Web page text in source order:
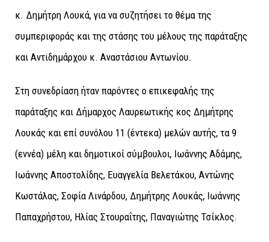
κ. Δημήτρη Λουκά, για να συζητήσει το θέμα της
συμπεριφοράς και της στάσης του μέλους της παράταξης
και Αντιδημάρχου κ. Αναστάσιου Αντωνίου.
Στη συνεδρίαση ήταν παρόντες ο επικεφαλής της
παράταξης και Δήμαρχος Λαυρεωτικής κος Δημήτρης
Λουκάς και επί συνόλου 11 (έντεκα) μελών αυτής, τα 9
(εννέα) μέλη και δημοτικοί σύμβουλοι, Ιωάννης Αδάμης,
Ιωάννης Αποστολίδης, Ευαγγελία Βελετάκου, Αντώνης
Κωστάλας, Σοφία Λινάρδου, Δημήτρης Λουκάς, Ιωάννης
Παπαχρήστου, Ηλίας Στουραΐτης, Παναγιώτης Τσίκλος.